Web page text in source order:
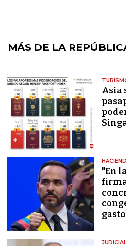
MÁS DE LA
Asia
"En
JUDICIAL